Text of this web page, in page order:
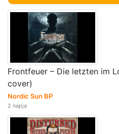
Frontfeuer – Die letzten im
cover)
Nordic Sun BP
2 napja